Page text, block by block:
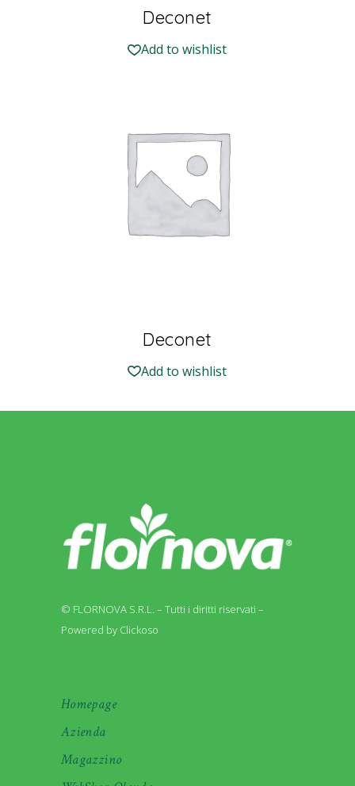
Deconet
Add to wishlist
Deconet
Add to wishlist
© FLORNOVA S.R.L. – Tutti i diritti riservati –
Powered by Clickoso
Homepage
Azienda
Magazzino